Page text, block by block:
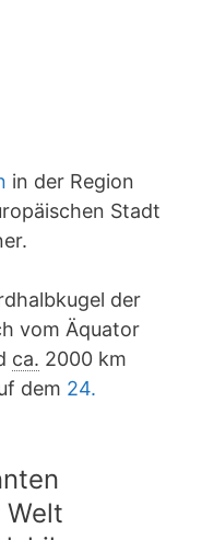
in der Region
Stadt
der
vom Äquator
ca. 2000 km
dem 24.